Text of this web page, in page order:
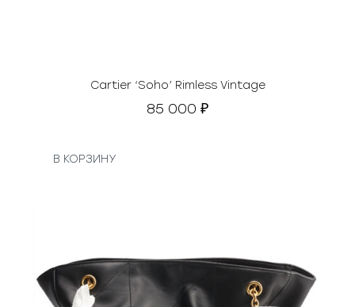
Cartier ‘Soho’ Rimless Vintage
85 000 ₽
В КОРЗИНУ